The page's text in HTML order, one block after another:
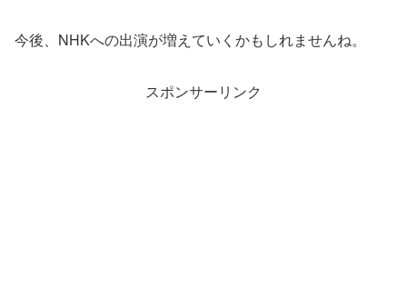
今後、NHKへの出演が増えていくかもしれませんね。
スポンサーリンク